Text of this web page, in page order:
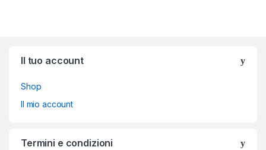
Il tuo account
Shop
Il mio account
Termini e condizioni